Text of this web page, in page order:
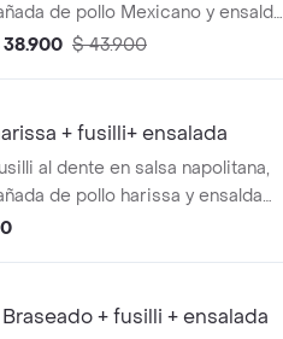
de pollo Mexicano y ensalda
tomate chrrerry y aguacate.
38.900 $ 43.900
+ fusilli+ ensalada
al dente en salsa napolitana,
de pollo harissa y ensalda
tomate cherry y aguacate.
+ fusilli + ensalada